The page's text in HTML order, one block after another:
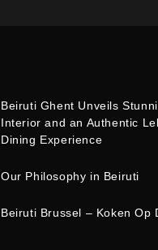
Beiruti Ghent Unveils
Interior and an Authentic
Dining Experience
Our Philosophy in Beiruti
Beiruti Brussel – Koken Op